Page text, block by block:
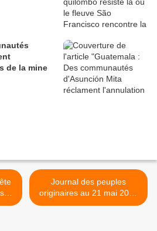
de la mine
Journal des peuples
originaires au 21 mai 2023
>